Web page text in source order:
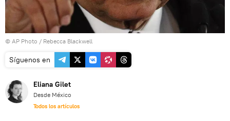
© AP Photo / Rebecca Blackwell
Síguenos en
Eliana Gilet
Desde México
Todos los artículos